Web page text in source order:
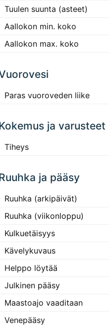
Tuulen suunta (asteet)
Aallokon min. koko
Aallokon max. koko
Paras vuoroveden liike
ja varusteet
Tiheys
ja pääsy
Ruuhka (arkipäivät)
Ruuhka (viikonloppu)
Kulkuetäisyys
Kävelykuvaus
Helppo löytää
Julkinen pääsy
Maastoajo vaaditaan
Venepääsy